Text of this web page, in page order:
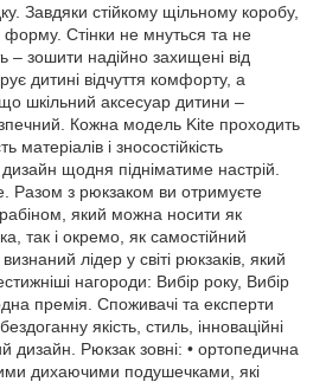
Завдяки стійкому щільному коробу,
форму. Стінки не мнуться та не
– зошити надійно захищені від
дитині відчуття комфорту, а
шкільний аксесуар дитини –
Кожна модель Kite проходить
матеріалів і зносостійкість
щодня підніматиме настрій.
Разом з рюкзаком ви отримуєте
який можна носити як
так і окремо, як самостійний
лідер у світі рюкзаків, який
нагороди: Вибір року, Вибір
премія. Споживачі та експерти
якість, стиль, інноваційні
дизайн. Рюкзак зовні: • ортопедична
дихаючими подушечками, які